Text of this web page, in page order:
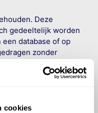
cookies
Deze
gedeeltelijk worden
database of op
zonder
het werk is gesteld
dan waartoe een